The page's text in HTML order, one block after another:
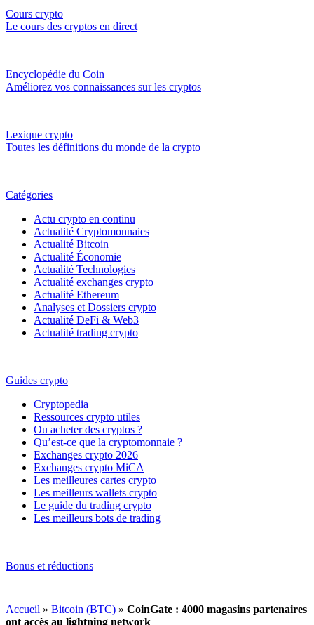
Cours crypto
Le cours des cryptos en direct
Encyclopédie du Coin
Améliorez vos connaissances sur les cryptos
Lexique crypto
Toutes les définitions du monde de la crypto
Catégories
Actu crypto en continu
Actualité Cryptomonnaies
Actualité Bitcoin
Actualité Économie
Actualité Technologies
Actualité exchanges crypto
Actualité Ethereum
Analyses et Dossiers crypto
Actualité DeFi & Web3
Actualité trading crypto
Guides crypto
Cryptopedia
Ressources crypto utiles
Ou acheter des cryptos ?
Qu’est-ce que la cryptomonnaie ?
Exchanges crypto 2026
Exchanges crypto MiCA
Les meilleures cartes crypto
Les meilleurs wallets crypto
Le guide du trading crypto
Les meilleurs bots de trading
Bonus et réductions
Accueil » Bitcoin (BTC) » CoinGate : 4000 magasins partenaires
ont accès au lightning network